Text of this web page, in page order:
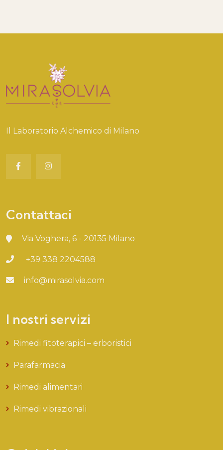
Il Laboratorio Alchemico di Milano
Contattaci
Via Voghera, 6 - 20135 Milano
+39 338 2204588
info@mirasolvia.com
I nostri servizi
Rimedi fitoterapici – erboristici
Parafarmacia
Rimedi alimentari
Rimedi vibrazionali